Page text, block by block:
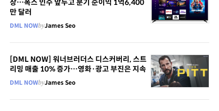
장…폭스 인수 앞두고 분기 순이익 1억6,400
만 달러
DML NOWbyJames Seo
[DML NOW] 워너브러더스 디스커버리, 스트
리밍 매출 10% 증가…영화·광고 부진은 지속
DML NOWbyJames Seo